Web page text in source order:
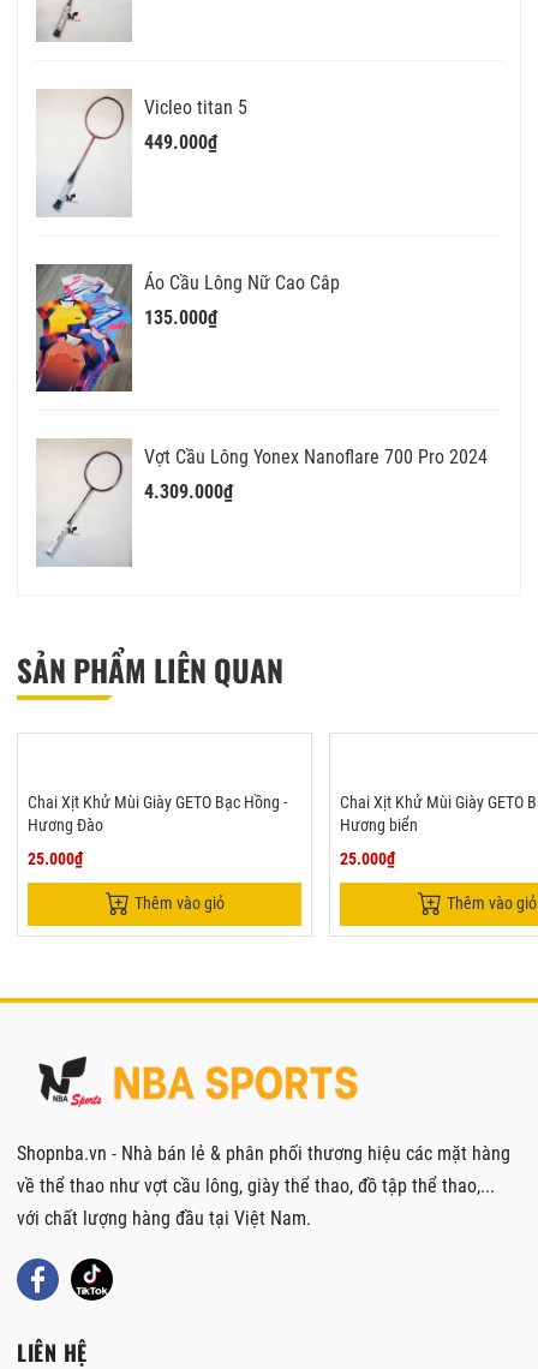
Vicleo titan 5
449.000₫
Áo Cầu Lông Nữ Cao Câp
135.000₫
Vợt Cầu Lông Yonex Nanoflare 700 Pro 2024
4.309.000₫
SẢN PHẨM LIÊN QUAN
Chai Xịt Khử Mùi Giày GETO Bạc Hồng -
Hương Đào
25.000₫
Thêm vào giỏ
Chai Xịt Khử Mùi Giày GETO
Hương biển
25.000₫
Thêm vào giỏ
Shopnba.vn - Nhà bán lẻ & phân phối thương hiệu các mặt hàng
về thể thao như vợt cầu lông, giày thể thao, đồ tập thể thao,...
với chất lượng hàng đầu tại Việt Nam.
LIÊN HỆ